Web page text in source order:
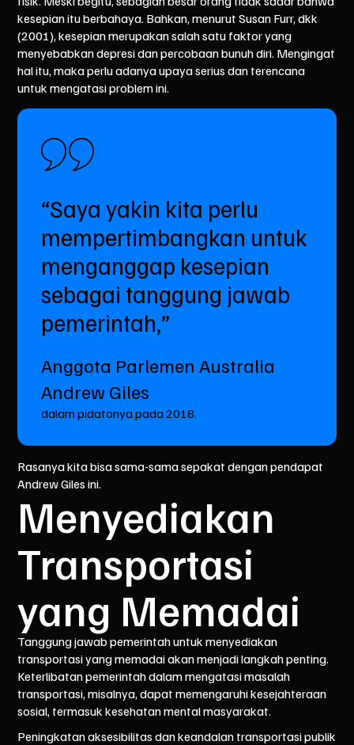
kesepian itu berbahaya. Bahkan, menurut Susan Furr, dkk
(2001), kesepian merupakan salah satu faktor yang
menyebabkan depresi dan percobaan bunuh diri. Mengingat
hal itu, maka perlu adanya upaya serius dan terencana
untuk mengatasi problem ini.
“Saya yakin kita perlu
mempertimbangkan untuk
menganggap kesepian
sebagai tanggung jawab
pemerintah,”
Anggota Parlemen Australia
Andrew Giles
dalam pidatonya pada 2018.
Rasanya kita bisa sama-sama sepakat dengan pendapat
Andrew Giles ini.
Menyediakan
Transportasi
yang Memadai
Tanggung jawab pemerintah untuk menyediakan
transportasi yang memadai akan menjadi langkah penting.
Keterlibatan pemerintah dalam mengatasi masalah
transportasi, misalnya, dapat memengaruhi kesejahteraan
sosial, termasuk kesehatan mental masyarakat.
Peningkatan aksesibilitas dan keandalan transportasi publik